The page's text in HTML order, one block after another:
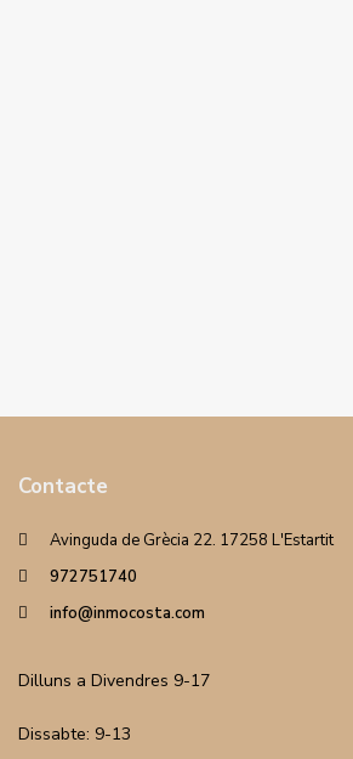
Contacte
Avinguda de Grècia 22. 17258 L'Estartit
972751740
info@inmocosta.com
Dilluns a Divendres 9-17
Dissabte: 9-13